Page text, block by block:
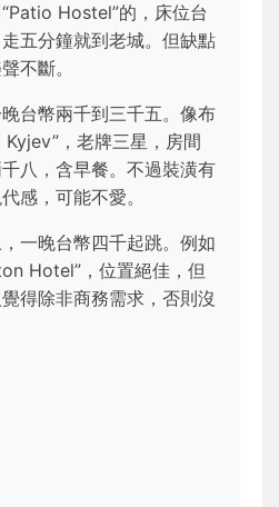
Hostel”的，床位台
五分鐘就到老城。但缺點
不斷。
台幣兩千到三千五。像布
，老牌三星，房間
八，含早餐。不過裝潢有
感，可能不愛。
一晚台幣四千起跳。例如
Hotel”，位置絕佳，但
得除非商務需求，否則沒